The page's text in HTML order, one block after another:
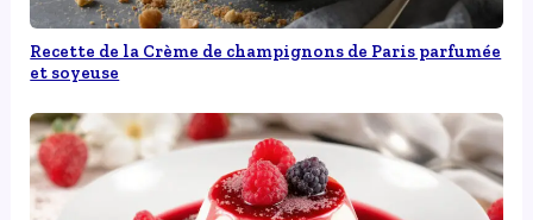
Recette de la Crème de champignons de Paris parfumée
et soyeuse